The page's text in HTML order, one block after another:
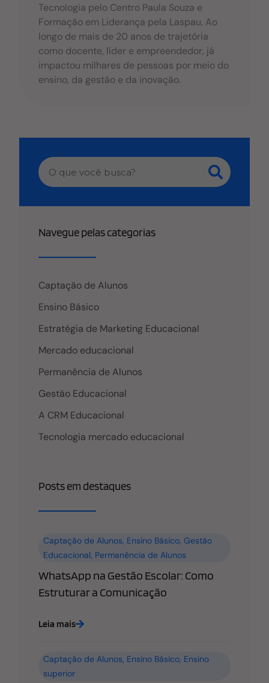
Tecnologia pelo Centro Paula Souza e
Formação em Liderança pela Laspau. Ao
longo de mais de 20 anos de trajetória
como docente, líder e empreendedor, já
impactou milhares de pessoas por meio do
ensino, da gestão e da inovação.
Navegue pelas categorias
Captação de Alunos
Ensino Básico
Estratégia de Marketing Educacional
Mercado educacional
Permanência de Alunos
Gestão Educacional
A CRM Educacional
Tecnologia mercado educacional
Posts em destaques
Captação de Alunos, Ensino Básico,Gestão
Educacional, Permanência de Alunos
WhatsApp na Gestão Escolar: Como
Estruturar a Comunicação
Leia mais
Captação de Alunos, Ensino Básico, Ensino
superior